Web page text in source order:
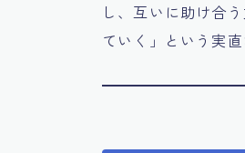
し、互いに助け合
ていく」という実